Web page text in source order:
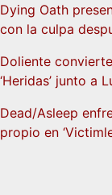
Dying Oath
con la culpa
Doliente
‘Heridas’ junto a
Dead/Asleep
propio en